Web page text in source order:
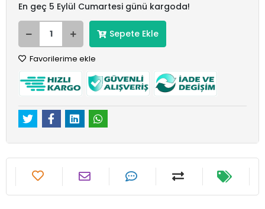
En geç 5 Eylül Cumartesi günü kargoda!
Sepete Ekle
Favorilerime ekle